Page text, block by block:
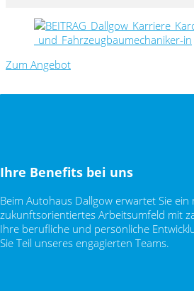
Zum Angebot
Ihre Benefits bei uns
Beim Autohaus Dallgow erwartet Sie
zukunftsorientiertes Arbeitsumfeld mit
Ihre berufliche und persönliche
Sie Teil unseres engagierten Teams.